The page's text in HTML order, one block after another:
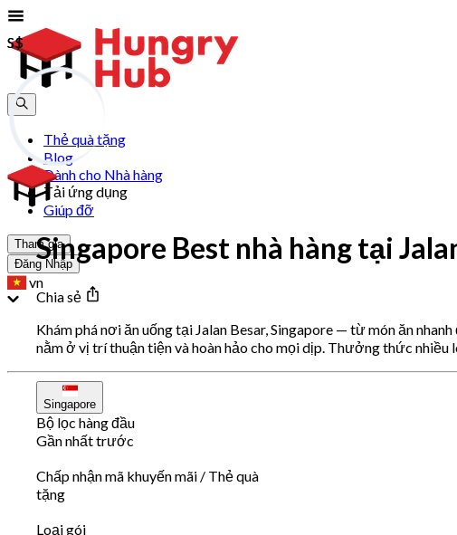
Thẻ quà tặng
Blog
Dành cho Nhà hàng
Tải ứng dụng
Giúp đỡ
Tham gia
Đăng Nhập
vn
Singapore Best nhà hàng tại
Chia sẻ
Khám phá nơi ăn uống tại Jalan Besar, Singapore — từ món ăn
nằm ở vị trí thuận tiện và hoàn hảo cho mọi dịp. Thưởng thức
Singapore
Bộ lọc hàng đầu
Gần nhất trước
Chấp nhận mã khuyến mãi / Thẻ quà
tặng
Loại gói
S$
S$